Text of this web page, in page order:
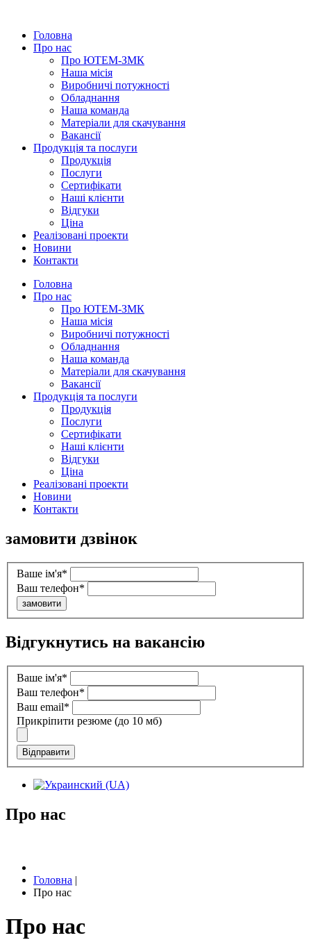
Головна
Про нас
Про ЮТЕМ-ЗМК
Наша місія
Виробничі потужності
Обладнання
Наша команда
Матеріали для скачування
Вакансії
Продукція та послуги
Продукція
Послуги
Сертифікати
Наші клієнти
Відгуки
Ціна
Реалiзованi проекти
Новини
Контакти
Головна
Про нас
Про ЮТЕМ-ЗМК
Наша місія
Виробничі потужності
Обладнання
Наша команда
Матеріали для скачування
Вакансії
Продукція та послуги
Продукція
Послуги
Сертифікати
Наші клієнти
Відгуки
Ціна
Реалiзованi проекти
Новини
Контакти
замовити дзвінок
Ваше ім'я*
Ваш телефон*
замовити
Відгукнутись на вакансію
Ваше ім'я*
Ваш телефон*
Ваш email*
Прикріпити резюме (до 10 мб)
Відправити
Про нас
Головна |
Про нас
Про нас